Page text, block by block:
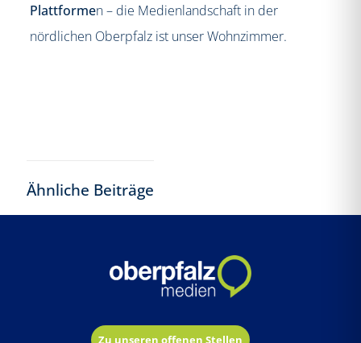
Plattformen – die Medienlandschaft in der
nördlichen Oberpfalz ist unser Wohnzimmer.
Ähnliche Beiträge
Zu unseren offenen Stellen